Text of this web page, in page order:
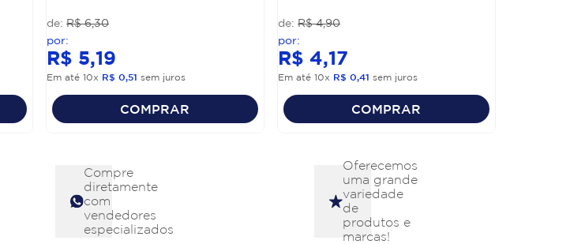
R$ 6,30
R$ 5,19
Em até10x R$ 0,51 sem juros
COMPRAR
R$ 4,90
R$ 4,17
Em até10x R$ 0,41 sem juros
COMPRAR
Compre
diretamente
com
vendedores
especializados
Oferecemos
uma grande
variedade
de
produtos e
marcas!